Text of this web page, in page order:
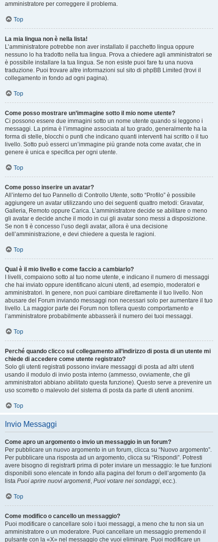
amministratore per correggere il problema.
Top
La mia lingua non è nella lista!
L’amministratore potrebbe non aver installato il pacchetto lingua oppure
nessuno lo ha tradotto nella tua lingua. Prova a chiedere agli amministratori se
è possibile installare la tua lingua. Se non esiste puoi fare tu una nuova
traduzione. Puoi trovare altre informazioni sul sito di phpBB Limited (trovi il
collegamento in fondo ad ogni pagina).
Top
Come posso mostrare un’immagine sotto il mio nome utente?
Ci possono essere due immagini sotto un nome utente quando si leggono i
messaggi. La prima è l’immagine associata al tuo grado, generalmente ha la
forma di stelle, blocchi o punti che indicano quanti interventi hai scritto o il tuo
livello. Sotto può esserci un’immagine più grande nota come avatar, che in
genere è unica e specifica per ogni utente.
Top
Come posso inserire un avatar?
All’interno del tuo Pannello di Controllo Utente, sotto “Profilo” è possibile
aggiungere un avatar utilizzando uno dei seguenti quattro metodi: Gravatar,
Galleria, Remoto oppure Carica. L’amministratore decide se abilitare o meno
gli avatar e decide anche il modo in cui gli avatar sono messi a disposizione.
Se non ti è concesso l’uso degli avatar, allora è una decisione
dell’amministrazione, e devi chiedere a questa le ragioni.
Top
Qual è il mio livello e come faccio a cambiarlo?
I livelli, compaiono sotto al tuo nome utente, e indicano il numero di messaggi
che hai inviato oppure identificano alcuni utenti, ad esempio, moderatori e
amministratori. In genere, non puoi cambiare direttamente il tuo livello. Non
abusare del Forum inviando messaggi non necessari solo per aumentare il tuo
livello. La maggior parte dei Forum non tollera questo comportamento e
l’amministratore probabilmente abbasserà il numero dei tuoi messaggi.
Top
Perché quando clicco sul collegamento all’indirizzo di posta di un utente mi
chiede di accedere come utente registrato?
Solo gli utenti registrati possono inviare messaggi di posta ad altri utenti
usando il modulo di invio posta interno (ammesso, ovviamente, che gli
amministratori abbiano abilitato questa funzione). Questo serve a prevenire un
uso scorretto o malevolo del sistema di posta da parte di utenti anonimi.
Top
Invio Messaggi
Come apro un argomento o invio un messaggio in un forum?
Per pubblicare un nuovo argomento in un forum, clicca su “Nuovo argomento”.
Per pubblicare una risposta ad un argomento, clicca su “Rispondi”. Potresti
avere bisogno di registrarti prima di poter inviare un messaggio: le tue funzioni
disponibili sono elencate in fondo alla pagina del forum o dell’argomento (la
lista Puoi aprire nuovi argomenti, Puoi votare nei sondaggi, ecc.).
Top
Come modifico o cancello un messaggio?
Puoi modificare o cancellare solo i tuoi messaggi, a meno che tu non sia un
amministratore o un moderatore. Puoi cancellare un messaggio premendo il
pulsante con la «X» nel messaggio che vuoi eliminare. Puoi modificare un